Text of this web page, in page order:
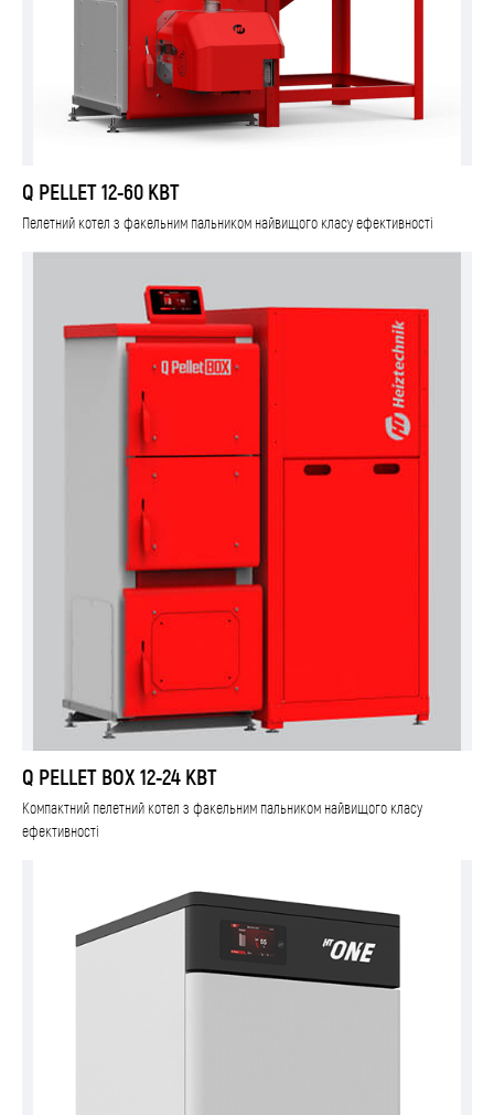
Q PELLET 12-60 КВТ
Пелетний котел з факельним пальником найвищого класу ефективності
Q PELLET BOX 12-24 КВТ
Компактний пелетний котел з факельним пальником найвищого класу
ефективності